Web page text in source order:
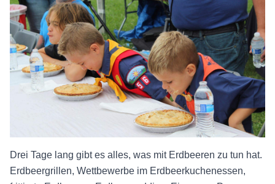
Drei Tage lang gibt es alles, was mit Erdbeeren zu tun hat.
Erdbeergrillen, Wettbewerbe im Erdbeerkuchenessen,